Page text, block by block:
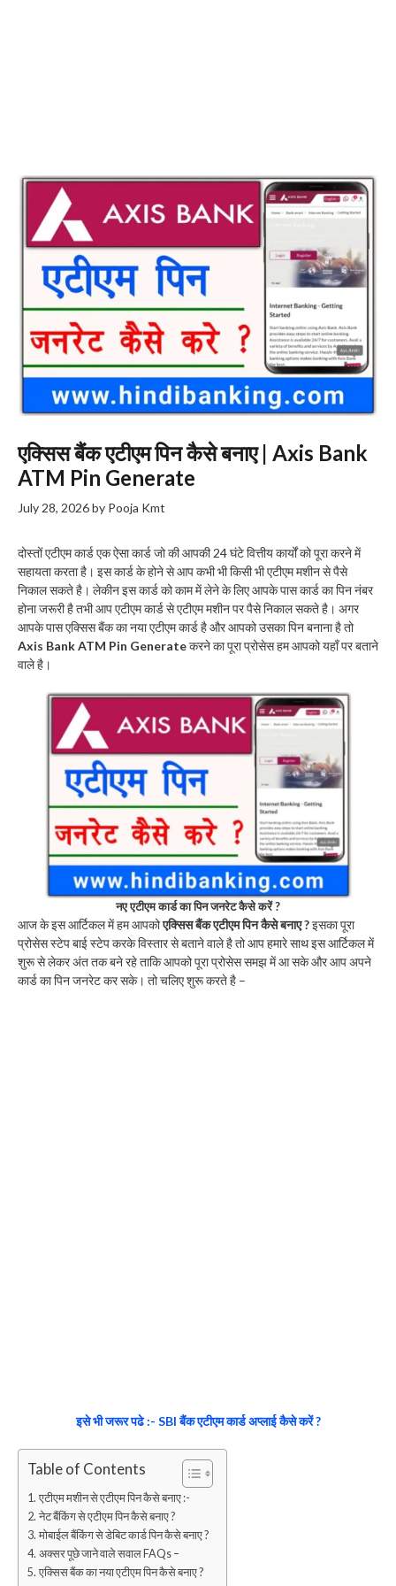
एक्सिस बैंक एटीएम पिन कैसे बनाए | Axis Bank
ATM Pin Generate
July 28, 2026by Pooja Kmt
दोस्तों एटीएम कार्ड एक ऐसा कार्ड जो की आपकी 24 घंटे वित्तीय कार्यों को पूरा करने में
सहायता करता है। इस कार्ड के होने से आप कभी भी किसी भी एटीएम मशीन से पैसे
निकाल सकते है। लेकीन इस कार्ड को काम में लेने के लिए आपके पास कार्ड का पिन नंबर
होना जरूरी है तभी आप एटीएम कार्ड से एटीएम मशीन पर पैसे निकाल सकते है। अगर
आपके पास एक्सिस बैंक का नया एटीएम कार्ड है और आपको उसका पिन बनाना है तो
Axis Bank ATM Pin Generateकरने का पूरा प्रोसेस हम आपको यहाँ पर बताने
वाले है।
नए एटीएम कार्ड का पिन जनरेट कैसे करें ?
आज के इस आर्टिकल में हम आपकोएक्सिस बैंक एटीएम पिन कैसे बनाए ?इसका पूरा
प्रोसेस स्टेप बाई स्टेप करके विस्तार से बताने वाले है तो आप हमारे साथ इस आर्टिकल में
शुरू से लेकर अंत तक बने रहे ताकि आपको पूरा प्रोसेस समझ में आ सके और आप अपने
कार्ड का पिन जनरेट कर सके। तो चलिए शुरू करते है –
इसे भी जरूर पढे :- SBI बैंक एटीएम कार्ड अप्लाई कैसे करें ?
Table of Contents
एटीएम मशीन से एटीएम पिन कैसे बनाए :-
नेट बैंकिंग से एटीएम पिन कैसे बनाए ?
मोबाईल बैंकिंग से डेबिट कार्ड पिन कैसे बनाए ?
अक्सर पूछे जाने वाले सवाल FAQs –
एक्सिस बैंक का नया एटीएम पिन कैसे बनाए ?